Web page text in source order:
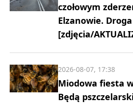
czołowym
Elzanowie.
[zdjęcia/
Miodowa fiesta
Będą
2026-08-07, 17:38